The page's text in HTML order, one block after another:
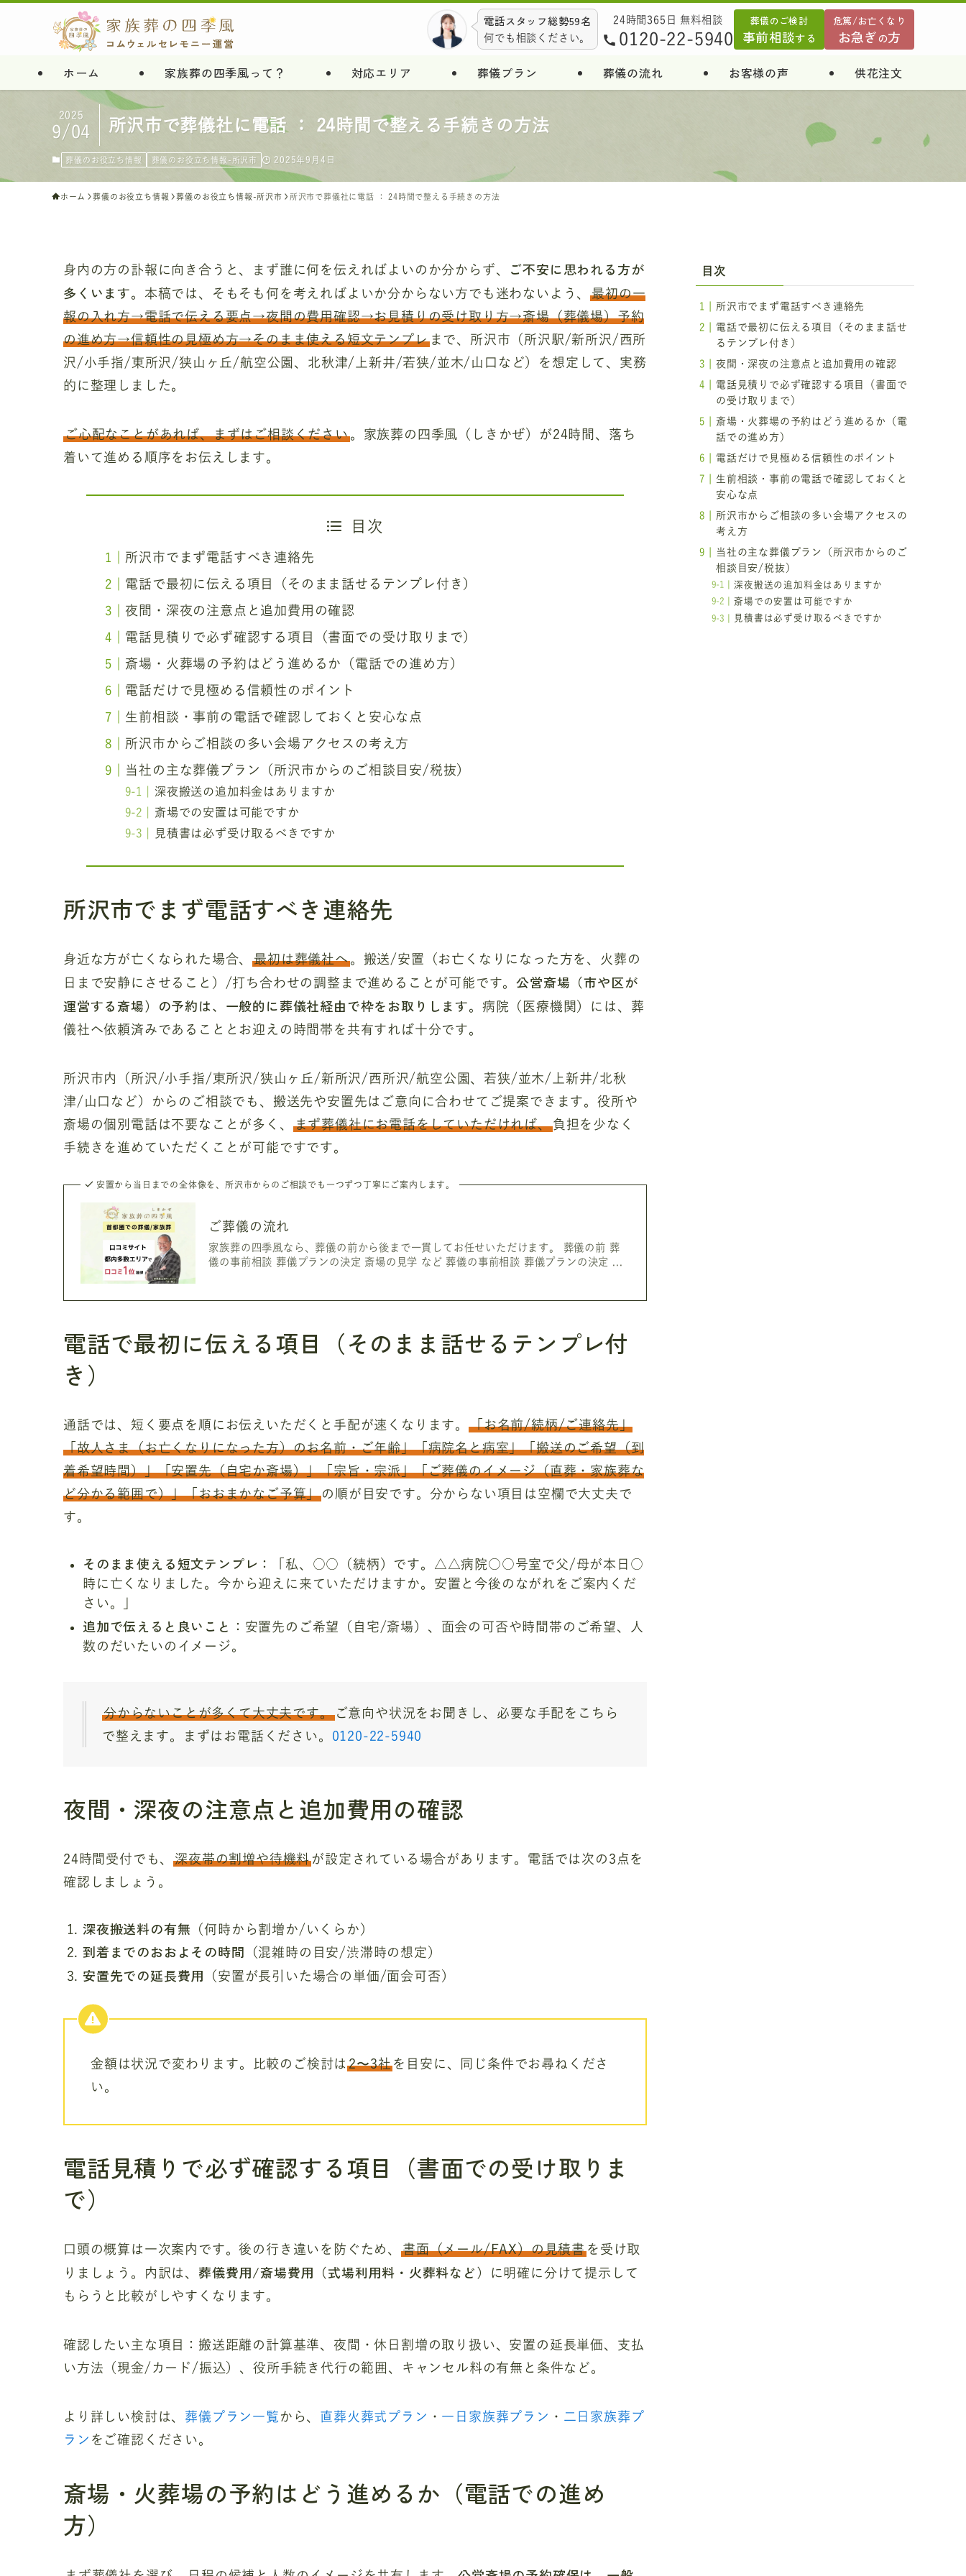
ホーム 家族葬の四季風って？ 対応エリア 葬儀プラン 葬儀の流れ お客様の声 供花注文
電話スタッフ総勢59名
何でも相談ください。
24時間365日 無料相談
0120-22-5940
葬儀のご検討
事前相談する
危篤/お亡くなり
お急ぎの方
所沢市で葬儀社に電話 ： 24時間で整える手続きの方法
2025
9/04
葬儀のお役立ち情報 葬儀のお役立ち情報-所沢市 2025年9月4日
ホーム 葬儀のお役立ち情報 葬儀のお役立ち情報-所沢市 所沢市で葬儀社に電話 ： 24時間で整える手続きの方法
身内の方の訃報に向き合うと、まず誰に何を伝えればよいのか分からず、
ご不安に思われる方が
多くいます。本稿では、そもそも何を考えればよいか分からない方でも迷わないよう、最初の一
報の入れ方→電話で伝える要点→夜間の費用確認→お見積りの受け取り方→斎場（葬儀場）予約
の進め方→信頼性の見極め方→そのまま使える短文テンプレまで、所沢市（所沢駅/新所沢/西所
沢/小手指/東所沢/狭山ヶ丘/航空公園、北秋津/上新井/若狭/並木/山口など）を想定して、実務
的に整理しました。
ご心配なことがあれば、まずはご相談ください。家族葬の四季風（しきかぜ）が24時間、落ち
着いて進める順序をお伝えします。
目次
所沢市でまず電話すべき連絡先
電話で最初に伝える項目（そのまま話せるテンプレ付き）
夜間・深夜の注意点と追加費用の確認
電話見積りで必ず確認する項目（書面での受け取りまで）
斎場・火葬場の予約はどう進めるか（電話での進め方）
電話だけで見極める信頼性のポイント
生前相談・事前の電話で確認しておくと安心な点
所沢市からご相談の多い会場アクセスの考え方
当社の主な葬儀プラン（所沢市からのご相談目安/税抜）
深夜搬送の追加料金はありますか
斎場での安置は可能ですか
見積書は必ず受け取るべきですか
所沢市でまず電話すべき連絡先
身近な方が亡くなられた場合、最初は葬儀社へ。搬送/安置（お亡くなりになった方を、火葬の
日まで安静にさせること）/打ち合わせの調整まで進めることが可能です。公営斎場（市や区が
運営する斎場）の予約は、一般的に葬儀社経由で枠をお取りします。病院（医療機関）には、葬
儀社へ依頼済みであることとお迎えの時間帯を共有すれば十分です。
所沢市内（所沢/小手指/東所沢/狭山ヶ丘/新所沢/西所沢/航空公園、若狭/並木/上新井/北秋
津/山口など）からのご相談でも、搬送先や安置先はご意向に合わせてご提案できます。役所や
斎場の個別電話は不要なことが多く、
まず葬儀社にお電話をしていただければ、負担を少なく
手続きを進めていただくことが可能ですです。
安置から当日までの全体像を、所沢市からのご相談でも一つずつ丁寧にご案内します。
ご葬儀の流れ
家族葬の四季風なら、葬儀の前から後まで一貫してお任せいただけます。 葬儀の前 葬
儀の事前相談 葬儀プランの決定 斎場の見学 など 葬儀の事前相談 葬儀プランの決定 ...
電話で最初に伝える項目（そのまま話せるテンプレ付
き）
通話では、短く要点を順にお伝えいただくと手配が速くなります。
「お名前/続柄/ご連絡先」
「故人さま（お亡くなりになった方）のお名前・ご年齢」「病院名と病室」「搬送のご希望（到
着希望時間）」「安置先（自宅か斎場）」「宗旨・宗派」「ご葬儀のイメージ（直葬・家族葬な
ど分かる範囲で）」「おおまかなご予算」 の順が目安です。分からない項目は空欄で大丈夫で
す。
そのまま使える短文テンプレ ：「私、○○（続柄）です。△△病院○○号室で父/母が本日○
時に亡くなりました。今から迎えに来ていただけますか。安置と今後のながれをご案内くだ
さい。」
追加で伝えると良いこと
：安置先のご希望（自宅/斎場）、面会の可否や時間帯のご希望、人
数のだいたいのイメージ。
分からないことが多くて大丈夫です。ご意向や状況をお聞きし、必要な手配をこちら
で整えます。まずはお電話ください。 0120-22-5940
夜間・深夜の注意点と追加費用の確認
24時間受付でも、深夜帯の割増や待機料が設定されている場合があります。電話では次の3点を
確認しましょう。
深夜搬送料の有無 （何時から割増か/いくらか）
到着までのおおよその時間 （混雑時の目安/渋滞時の想定）
安置先での延長費用 （安置が長引いた場合の単価/面会可否）
金額は状況で変わります。比較のご検討は2〜3社を目安に、同じ条件でお尋ねくださ
い。
電話見積りで必ず確認する項目（書面での受け取りま
で）
口頭の概算は一次案内です。後の行き違いを防ぐため、 書面（メール/FAX）の見積書 を受け取
りましょう。内訳は、 葬儀費用/斎場費用（式場利用料・火葬料など）
に明確に分けて提示して
もらうと比較がしやすくなります。
確認したい主な項目：搬送距離の計算基準、夜間・休日割増の取り扱い、安置の延長単価、支払
い方法（現金/カード/振込）、役所手続き代行の範囲、キャンセル料の有無と条件など。
より詳しい検討は、 葬儀プラン一覧 から、 直葬火葬式プラン ・ 一日家族葬プラン ・ 二日家族葬プ
ラン をご確認ください。
斎場・火葬場の予約はどう進めるか（電話での進め
方）
目次
所沢市でまず電話すべき連絡先
電話で最初に伝える項目（そのまま話せ
るテンプレ付き）
夜間・深夜の注意点と追加費用の確認
電話見積りで必ず確認する項目（書面で
の受け取りまで）
斎場・火葬場の予約はどう進めるか（電
話での進め方）
電話だけで見極める信頼性のポイント
生前相談・事前の電話で確認しておくと
安心な点
所沢市からご相談の多い会場アクセスの
考え方
当社の主な葬儀プラン（所沢市からのご
相談目安/税抜）
深夜搬送の追加料金はありますか
斎場での安置は可能ですか
見積書は必ず受け取るべきですか